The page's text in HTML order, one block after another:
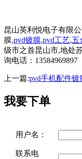
昆山英利悦电子有限
膜,pvd镀膜,pvd工艺,五
级市之首昆山市,地处
询电话：13584969897
上一篇:pvd手机配件镀
我要下单
用户名：
联系电